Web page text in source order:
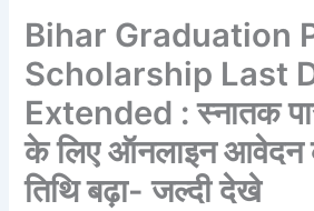
Bihar Graduation
Scholarship Last
Extended : स्नातक
के लिए ऑनलाइन आवेदन
तिथि बढ़ा- जल्दी देखे